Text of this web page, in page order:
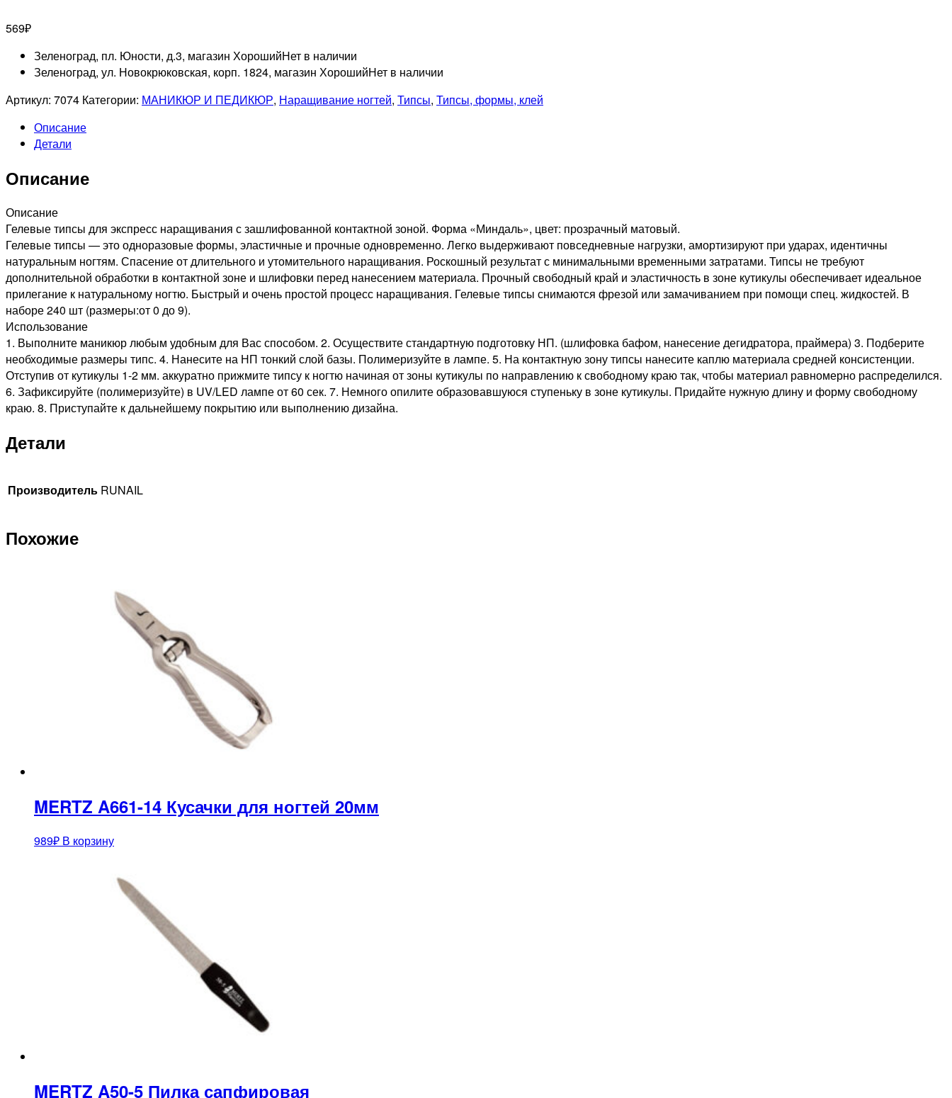
569₽
Зеленоград, пл. Юности, д.3, магазин ХорошийНет в наличии
Зеленоград, ул. Новокрюковская, корп. 1824, магазин ХорошийНет в наличии
Артикул: 7074 Категории: МАНИКЮР И ПЕДИКЮР, Наращивание ногтей, Типсы, Типсы, формы, клей
Описание
Детали
Описание
Описание
Гелевые типсы для экспресс наращивания с зашлифованной контактной зоной. Форма «Миндаль», цвет: прозрачный матовый.
Гелевые типсы — это одноразовые формы, эластичные и прочные одновременно. Легко выдерживают повседневные нагрузки, амортизируют при ударах, идентичны
натуральным ногтям. Спасение от длительного и утомительного наращивания. Роскошный результат с минимальными временными затратами. Типсы не требуют
дополнительной обработки в контактной зоне и шлифовки перед нанесением материала. Прочный свободный край и эластичность в зоне кутикулы обеспечивает идеальное
прилегание к натуральному ногтю. Быстрый и очень простой процесс наращивания. Гелевые типсы снимаются фрезой или замачиванием при помощи спец. жидкостей. В
наборе 240 шт (размеры:от 0 до 9).
Использование
1. Выполните маникюр любым удобным для Вас способом. 2. Осуществите стандартную подготовку НП. (шлифовка бафом, нанесение дегидратора, праймера) 3. Подберите
необходимые размеры типс. 4. Нанесите на НП тонкий слой базы. Полимеризуйте в лампе. 5. На контактную зону типсы нанесите каплю материала средней консистенции.
Отступив от кутикулы 1-2 мм. аккуратно прижмите типсу к ногтю начиная от зоны кутикулы по направлению к свободному краю так, чтобы материал равномерно распределился.
6. Зафиксируйте (полимеризуйте) в UV/LED лампе от 60 сек. 7. Немного опилите образовавшуюся ступеньку в зоне кутикулы. Придайте нужную длину и форму свободному
краю. 8. Приступайте к дальнейшему покрытию или выполнению дизайна.
Детали
Производитель RUNAIL
Похожие
MERTZ A661-14 Кусачки для ногтей 20мм
989₽ В корзину
MERTZ A50-5 Пилка сапфировая